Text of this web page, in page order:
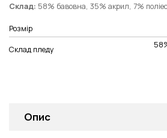
Склад: 58% бавовна, 35% акрил, 7%
Розмір
Склад пледу
Опис